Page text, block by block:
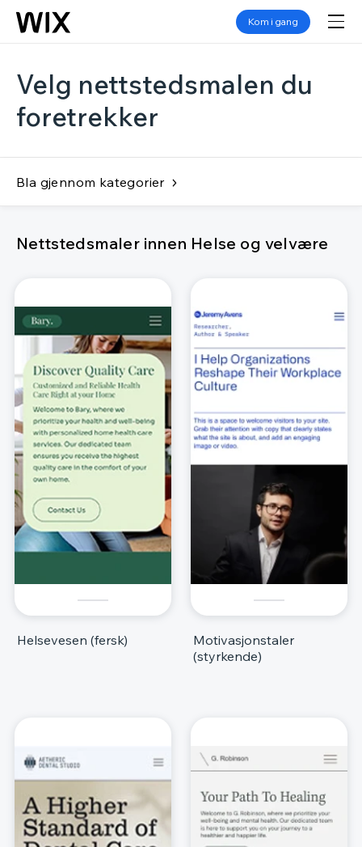
Kom i gang
Velg nettstedsmalen du
foretrekker
Bla gjennom kategorier
Nettstedsmaler innen Helse og velvære
Helsevesen (fersk)
Motivasjonstaler
(styrkende)